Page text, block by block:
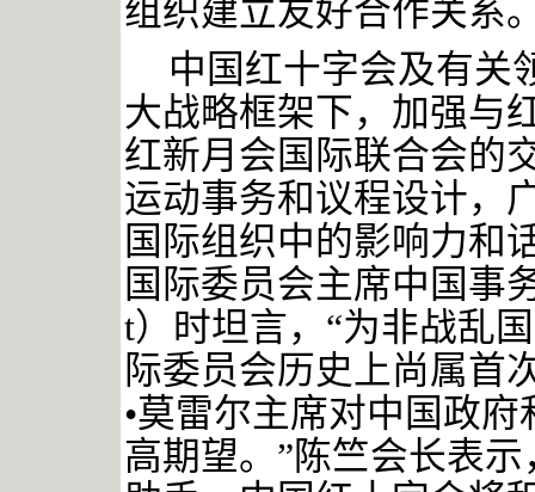
组织建立友好合作关系
中国红十字会及有关
大战略框架下，加强与
红新月会国际联合会的
运动事务和议程设计，
国际组织中的影响力和
国际委员会主席中国事
t）时坦言，“为非战乱
际委员会历史上尚属首
•莫雷尔主席对中国政
高期望。”陈竺会长表